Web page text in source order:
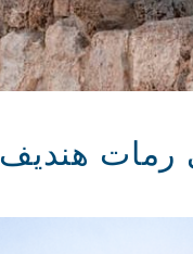
رمات هنديف